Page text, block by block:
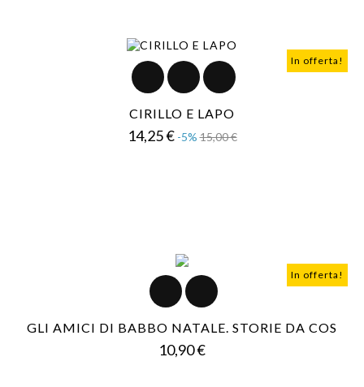
In offerta!
CIRILLO E LAPO
14,25 € Prezzo
-5% 15,00 €Prezzo
In offerta!
GLI AMICI DI BABBO NATALE. STORIE DA COS
10,90 €Prezzo